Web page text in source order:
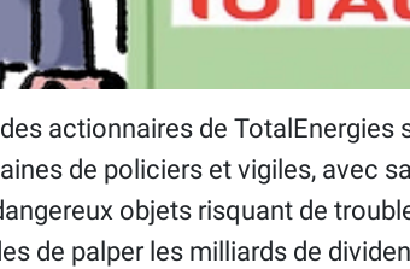
actionnaires de TotalEnergies
de policiers et vigiles, avec
objets risquant de
de palper les milliards de